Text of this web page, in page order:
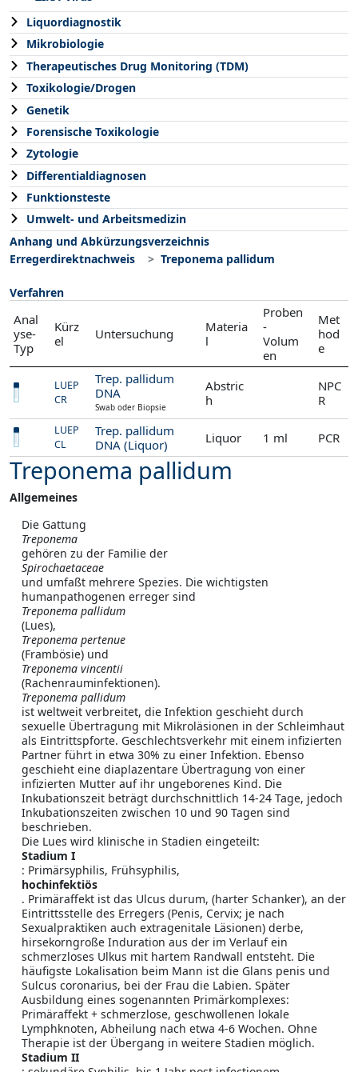
Liquordiagnostik
Mikrobiologie
Therapeutisches Drug Monitoring (TDM)
Toxikologie/Drogen
Genetik
Forensische Toxikologie
Zytologie
Differentialdiagnosen
Funktionsteste
Umwelt- und Arbeitsmedizin
Anhang und Abkürzungsverzeichnis
Erregerdirektnachweis
Treponema pallidum
Verfahren
Anal
yse-
Typ
Kürz
el
Untersuchung
Materia
l
Proben
-
Volum
en
Met
hod
e
LUEP
CR
Trep. pallidum
DNA
Swab oder Biopsie
Abstric
h
NPC
R
LUEP
CL
Trep. pallidum
DNA (Liquor)
Liquor 1 ml PCR
Treponema pallidum
Allgemeines
Die Gattung
Treponema
gehören zu der Familie der
Spirochaetaceae
und umfaßt mehrere Spezies. Die wichtigsten
humanpathogenen erreger sind
Treponema pallidum
(Lues),
Treponema pertenue
(Frambösie) und
Treponema vincentii
(Rachenrauminfektionen).
Treponema pallidum
ist weltweit verbreitet, die Infektion geschieht durch
sexuelle Übertragung mit Mikroläsionen in der Schleimhaut
als Eintrittspforte. Geschlechtsverkehr mit einem infizierten
Partner führt in etwa 30% zu einer Infektion. Ebenso
geschieht eine diaplazentare Übertragung von einer
infizierten Mutter auf ihr ungeborenes Kind. Die
Inkubationszeit beträgt durchschnittlich 14-24 Tage, jedoch
Inkubationszeiten zwischen 10 und 90 Tagen sind
beschrieben.
Die Lues wird klinische in Stadien eingeteilt:
Stadium I
: Primärsyphilis, Frühsyphilis,
hochinfektiös
. Primäraffekt ist das Ulcus durum, (harter Schanker), an der
Eintrittsstelle des Erregers (Penis, Cervix; je nach
Sexualpraktiken auch extragenitale Läsionen) derbe,
hirsekorngroße Induration aus der im Verlauf ein
schmerzloses Ulkus mit hartem Randwall entsteht. Die
häufigste Lokalisation beim Mann ist die Glans penis und
Sulcus coronarius, bei der Frau die Labien. Später
Ausbildung eines sogenannten Primärkomplexes:
Primäraffekt + schmerzlose, geschwollenen lokale
Lymphknoten, Abheilung nach etwa 4-6 Wochen. Ohne
Therapie ist der Übergang in weitere Stadien möglich.
Stadium II